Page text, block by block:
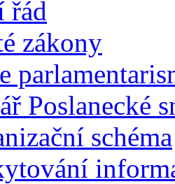
řád
zákony
Poslanecké
schéma